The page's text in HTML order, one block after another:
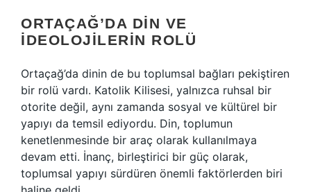
ORTAÇAĞ’DA DIN VE
İDEOLOJILERIN ROLÜ
Ortaçağ’da dinin de bu toplumsal bağları pekiştiren
bir rolü vardı. Katolik Kilisesi, yalnızca ruhsal bir
otorite değil, aynı zamanda sosyal ve kültürel bir
yapıyı da temsil ediyordu. Din, toplumun
kenetlenmesinde bir araç olarak kullanılmaya
devam etti. İnanç, birleştirici bir güç olarak,
toplumsal yapıyı sürdüren önemli faktörlerden biri